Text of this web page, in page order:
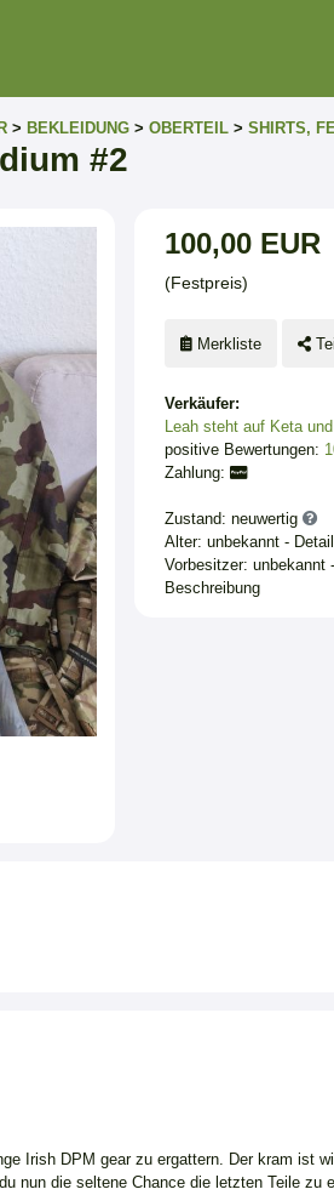
> BEKLEIDUNG > OBERTEIL > SHIRTS,
#2
100,00 EUR
(Festpreis)
Merkliste
Verkäufer:
Leah steht auf Keta und
positive Bewertungen:
Zahlung:
Zustand: neuwertig
Alter: unbekannt -
Vorbesitzer: unbekannt
Beschreibung
Irish DPM gear zu ergattern. Der kram ist
nun die seltene Chance die letzten Teile zu